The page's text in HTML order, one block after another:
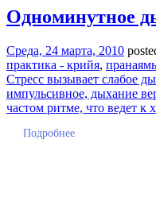
Одноминутное
Среда, 24 марта, 2010
практика - крийя,
Стресс вызывает слабое
импульсивное, дыхание
частом ритме, что ведет
Подробнее